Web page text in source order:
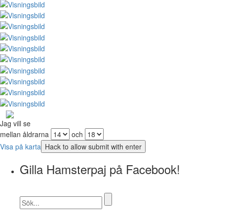
Jag vill se
mellan åldrarna
och
Visa på karta
Gilla Hamsterpaj på Facebook!